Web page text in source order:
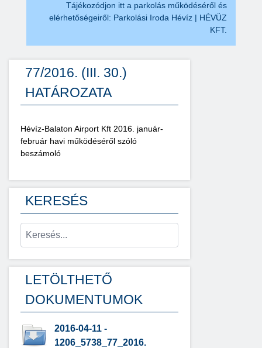
Tájékozódjon itt a parkolás működéséről és
elérhetőségeiről: Parkolási Iroda Hévíz | HÉVÜZ
KFT.
77/2016. (III. 30.)
HATÁROZATA
Hévíz-Balaton Airport Kft 2016. január-
február havi működéséről szóló
beszámoló
KERESÉS
LETÖLTHETŐ
DOKUMENTUMOK
2016-04-11 -
1206_5738_77_2016.